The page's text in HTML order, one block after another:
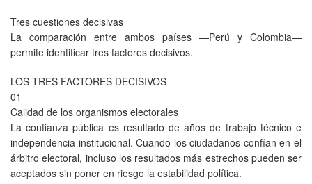
Tres cuestiones decisivas
La comparación entre ambos países —Perú y Colombia—
permite identificar tres factores decisivos.
LOS TRES FACTORES DECISIVOS
01
Calidad de los organismos electorales
La confianza pública es resultado de años de trabajo técnico e
independencia institucional. Cuando los ciudadanos confían en el
árbitro electoral, incluso los resultados más estrechos pueden ser
aceptados sin poner en riesgo la estabilidad política.